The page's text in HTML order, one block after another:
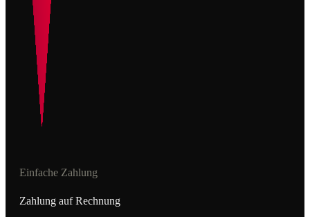
Einfache Zahlung
Zahlung auf Rechnung